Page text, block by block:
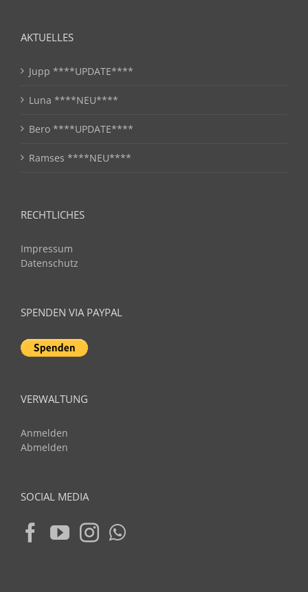
AKTUELLES
Jupp ****UPDATE****
Luna ****NEU****
Bero ****UPDATE****
Ramses ****NEU****
RECHTLICHES
Impressum
Datenschutz
SPENDEN VIA PAYPAL
VERWALTUNG
Anmelden
Abmelden
SOCIAL MEDIA